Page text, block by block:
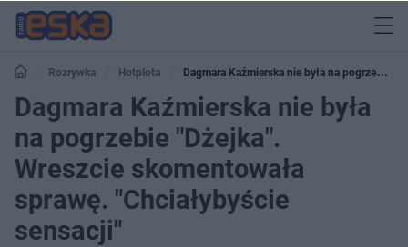
Rozrywka Hotplota
Dagmara Kaźmierska nie była na pogrzebie
"Dżejka". Wreszcie skomentowała sprawę. "Chciałybyście sensacji"
Dagmara Kaźmierska nie była
na pogrzebie "Dżejka".
Wreszcie skomentowała
sprawę. "Chciałybyście
sensacji"